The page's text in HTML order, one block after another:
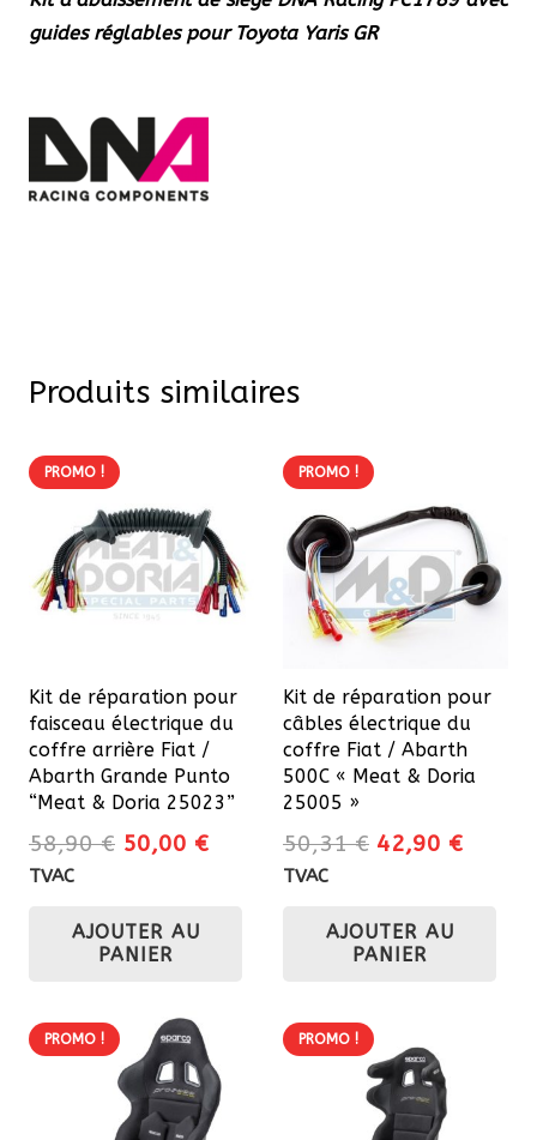
guides réglables pour Toyota Yaris GR
Produits similaires
PROMO !
Kit de réparation pour
faisceau électrique du
coffre arrière Fiat /
Abarth Grande Punto
“Meat & Doria 25023”
58,90€ Le
était :
58,90 €.
50,00 €Le
TVAC
AJOUTER AU
PANIER
PROMO !
Kit de réparation pour
câbles électrique du
coffre Fiat / Abarth
500C « Meat & Doria
25005 »
50,31€ Le
était :
50,31 €.
42,90 €Le
TVAC
AJOUTER AU
PANIER
PROMO ! PROMO !